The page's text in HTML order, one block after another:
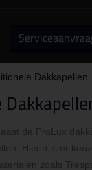
Dakkapellen
de ProLux
Hierin is er
zoals